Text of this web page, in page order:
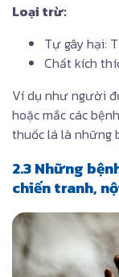
Loại trừ:
Tự gây hại:
Chất kích
Ví dụ như người
hoặc mắc các
thuốc lá là những
2.3 Những
chiến tranh,